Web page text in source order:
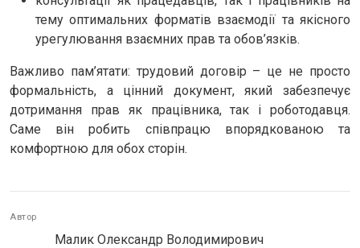
тему оптимальних форматів взаємодії та якісного
урегулювання взаємних прав та обов’язків.
Важливо пам’ятати: трудовий договір – це не просто
формальність, а цінний документ, який забезпечує
дотримання прав як працівника, так і роботодавця.
Саме він робить співпрацю впорядкованою та
комфортною для обох сторін.
Автор
Малик Олександр Володимирович